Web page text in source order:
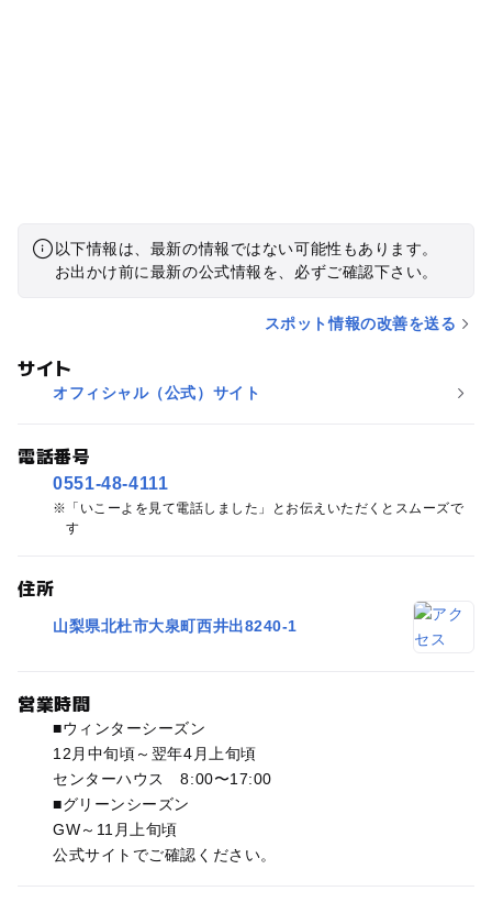
以下情報は、最新の情報ではない可能性もあります。
お出かけ前に最新の公式情報を、必ずご確認下さい。
スポット情報の改善を送る
サイト
オフィシャル（公式）サイト
電話番号
0551-48-4111
「いこーよを見て電話しました」とお伝えいただくとスムーズで
す
住所
山梨県北杜市大泉町西井出8240-1
営業時間
■ウィンターシーズン
12月中旬頃～翌年4月上旬頃
センターハウス 8:00〜17:00
■グリーンシーズン
GW～11月上旬頃
公式サイトでご確認ください。